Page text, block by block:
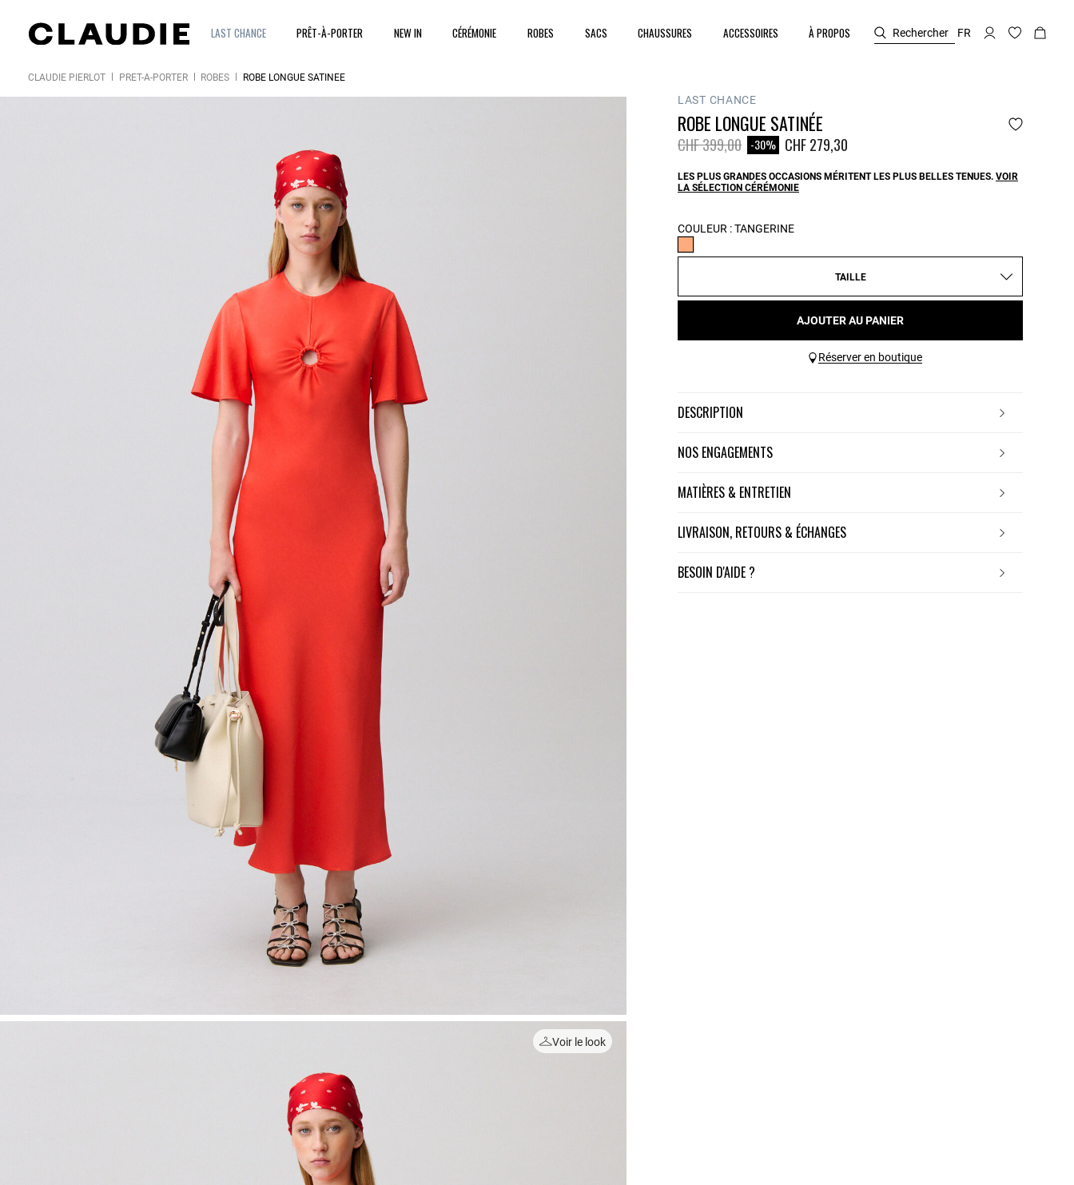
LAST CHANCE PRÊT-À-PORTER NEW IN CÉRÉMONIE ROBES SACS CHAUSSURES ACCESSOIRES À PROPOS Rechercher FR
CLAUDIE PIERLOT PRÊT-À-PORTER ROBES ROBE LONGUE SATINÉE
Voir le look
LAST CHANCE
ROBE LONGUE SATINÉE
Prix réduit à partir de
CHF 399,00à -30% CHF 279,30
LES PLUS GRANDES OCCASIONS MÉRITENT LES PLUS BELLES TENUES. VOIR
LA SÉLECTION CÉRÉMONIE
COULEUR :TANGERINE
TAILLE
AJOUTER AU PANIER
Réserver en boutique
DESCRIPTION
NOS ENGAGEMENTS
MATIÈRES & ENTRETIEN
LIVRAISON, RETOURS & ÉCHANGES
BESOIN D'AIDE ?